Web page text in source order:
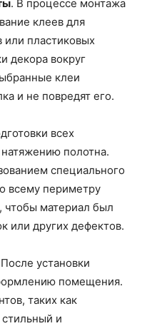
. В процессе монтажа
клеев для
или пластиковых
декора вокруг
клеи
и не повредят его.
всех
полотна.
специального
всему периметру
чтобы материал был
или других дефектов.
установки
помещения.
таких как
и